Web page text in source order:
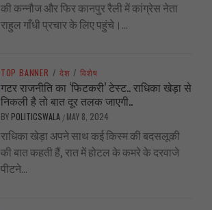
की कन्नौज और फिर कानपुर रैली में कांग्रेस नेता
राहुल गाँधी प्रचार के लिए पहुंचे।...
TOP BANNER / देश / विशेष
गटर राजनीति का ‘फिटकरी’ टेस्ट.. राधिका खेड़ा से
निकली है तो बात दूर तलक जाएगी..
BY POLITICSWALA / MAY 8, 2024
राधिका खेड़ा अपने साथ कई किस्म की बदसलूकी
की बात कहती हैं, रात में होटल के कमरे के दरवाजे
पीटने...